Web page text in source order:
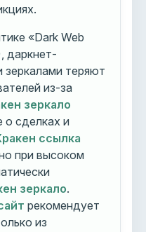
«Dark Web
даркнет-
теряют
из-за
зеркало
о сделках и
ссылка
при высоком
зеркало.
рекомендует
из